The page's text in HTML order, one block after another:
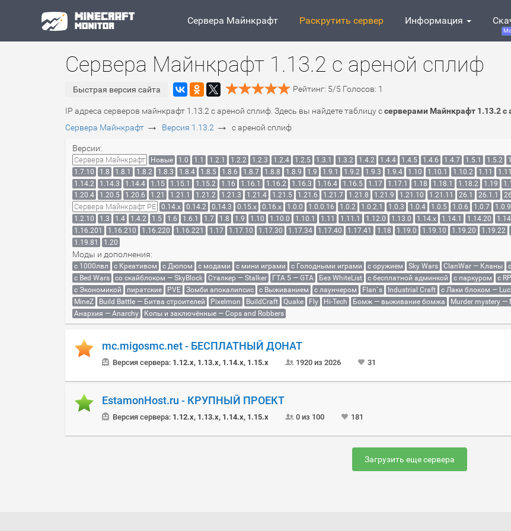
Сервера Майнкрафт Раскрутить сервер Информация
Сервера Майнкрафт 1.13.2 с ареной сплиф
Быстрая версия сайта Рейтинг: 5/5 Голосов: 1
IP адреса серверов майнкрафт 1.13.2 с ареной сплиф. Здесь вы найдете таблицу ссерверами Майнкрафт 1.13.2 с
Сервера Майнкрафт → Версия 1.13.2 → с ареной сплиф
Версии:
Сервера Майнкрафт Новые 1.0 1.1 1.2.1 1.2.2 1.2.3 1.2.4 1.2.5 1.3.1 1.3.2 1.4.2 1.4.4 1.4.5 1.4.6 1.4.7 1.5.1 1.5.2
1.7.10
1.8 1.8.1 1.8.2 1.8.3 1.8.4 1.8.5 1.8.6 1.8.7 1.8.8 1.8.9 1.9 1.9.1 1.9.2 1.9.3 1.9.4 1.10 1.10.1 1.10.2 1.11
1.14.2
1.14.3 1.14.4 1.15 1.15.1 1.15.2 1.16 1.16.1 1.16.2 1.16.3 1.16.4 1.16.5 1.17 1.17.1 1.18 1.18.1 1.18.2 1.19
1.20.4
1.20.5 1.20.6 1.21 1.21.1 1.21.2 1.21.3 1.21.4 1.21.5 1.21.6 1.21.7 1.21.8 1.21.9 1.21.10 1.21.11 26.1 26.1.1
Сервера Майнкрафт PE 0.14.x 0.14.2 0.14.3 0.15.x 0.16.x 1.0.0 1.0.0.16 1.0.2 1.0.2.1 1.0.3 1.0.4 1.0.5 1.0.6 1.0.7 1.0.9
1.2.10
1.3 1.4 1.4.2 1.5 1.6 1.6.1 1.7 1.8 1.9 1.10 1.10.0 1.10.1 1.11 1.11.1 1.12.0 1.13.0 1.14.x 1.14.1 1.14.20
1.16.201
1.16.210 1.16.220 1.16.221 1.17 1.17.10 1.17.30 1.17.34 1.17.40 1.17.41 1.18 1.19.0 1.19.10 1.19.20 1.19.22
1.19.81
1.20
Моды и дополнения:
с 1000лвл c Креативом с Дюпом с модами с мини играми с Голодными играми с оружием Sky Wars ClanWar — Кланы
с Bed Wars
со скайблоком — SkyBlock Сталкер — Stalker ГТА 5 — GTA Без WhiteList с бесплатной админкой с паркуром с
с Экономикой
пиратские PVE Зомби апокалипсис с Выживанием с лаунчером Flan`s Industrial Craft с Лаки блоком —
MineZ
Build Battle — Битва строителей Pixelmon BuildCraft Quake Fly Hi-Tech Бомж — выживание бомжа Murder mystery —
Анархия — Anarchy
Копы и заключённые — Cops and Robbers
mc.migosmc.net - БЕСПЛАТНЫЙ ДОНАТ
Версия сервера: 1.12.x, 1.13.x, 1.14.x, 1.15.x 1920 из 2026 31
EstamonHost.ru - КРУПНЫЙ ПРОЕКТ
Версия сервера: 1.12.x, 1.13.x, 1.14.x, 1.15.x 0 из 100 181
Загрузить еще сервера